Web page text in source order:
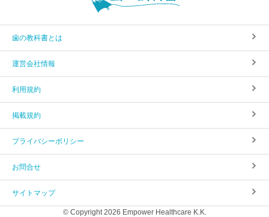
歯の教科書とは
運営会社情報
利用規約
掲載規約
プライバシーポリシー
お問合せ
サイトマップ
© Copyright 2026 Empower Healthcare K.K.